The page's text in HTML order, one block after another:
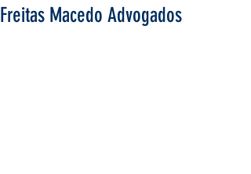
Freitas Macedo Advogados